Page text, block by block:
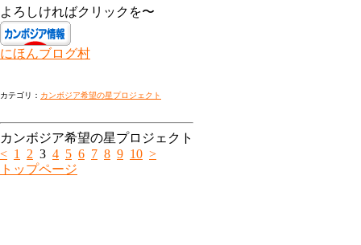
よろしければクリックを〜
にほんブログ村
カテゴリ： カンボジア希望の星プロジェクト
カンボジア希望の星プロジェクト
< 1 2 3 4 5 6 7 8 9 10 >
トップページ